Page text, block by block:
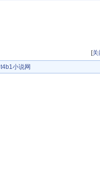
[关
t4b1小说网